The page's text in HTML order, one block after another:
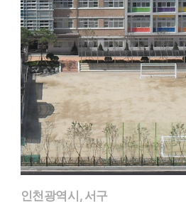
인천광역시, 서구